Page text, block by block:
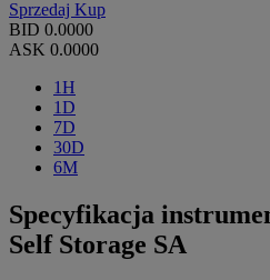
Sprzedaj Kup
BID 0.0000
ASK 0.0000
1H
1D
7D
30D
6M
Specyfikacja
Self Storage SA